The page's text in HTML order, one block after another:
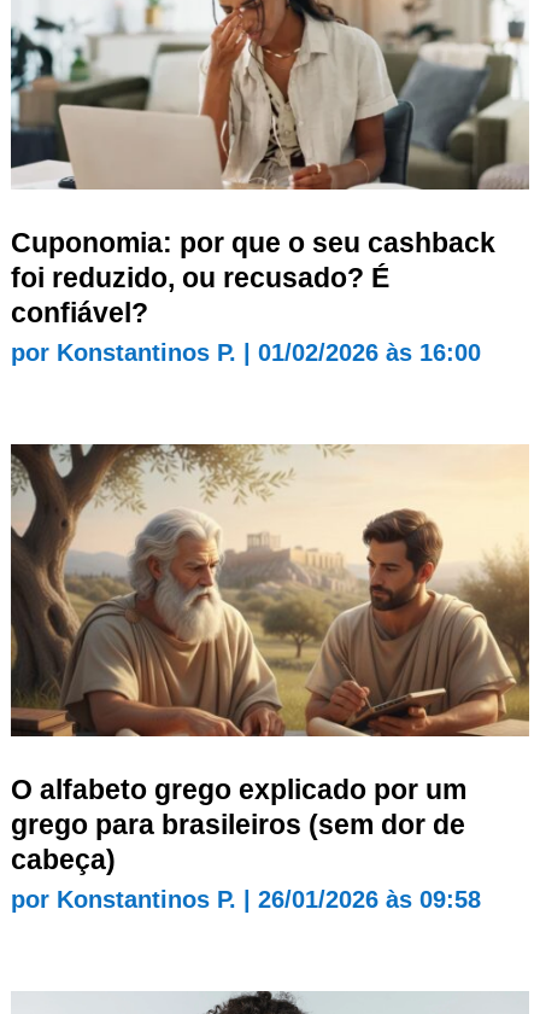
Cuponomia: por que o seu cashback
foi reduzido, ou recusado? É
confiável?
por Konstantinos P. 01/02/2026 às 16:00
O alfabeto grego explicado por um
grego para brasileiros (sem dor de
cabeça)
por Konstantinos P. 26/01/2026 às 09:58